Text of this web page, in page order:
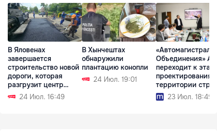
В Яловенах
завершается
строительство новой
дороги, которая
разгрузит центр
города24 Июл. 16:49
В Хынчештах
обнаружили
плантацию конопли
24 Июл. 19:01
«Автомагистраль
Объединения» A8
переходит к
проектирования
территории
23 Июл. 18:49